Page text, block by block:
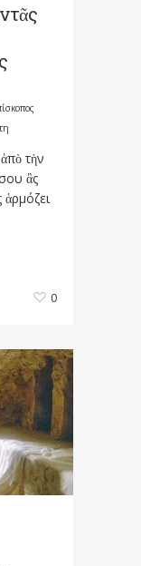
τὴν
ἂς
0